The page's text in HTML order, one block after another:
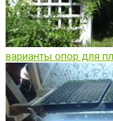
варианты опор для